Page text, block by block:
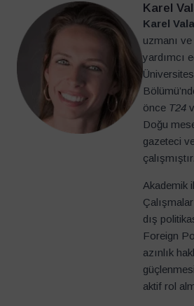
Karel
Karel
uzmanı ve
yardımcı
önce T24
Doğu
gazeteci
çalışmıştır.
Akademik
dış
Foreign
azınlık
aktif rol